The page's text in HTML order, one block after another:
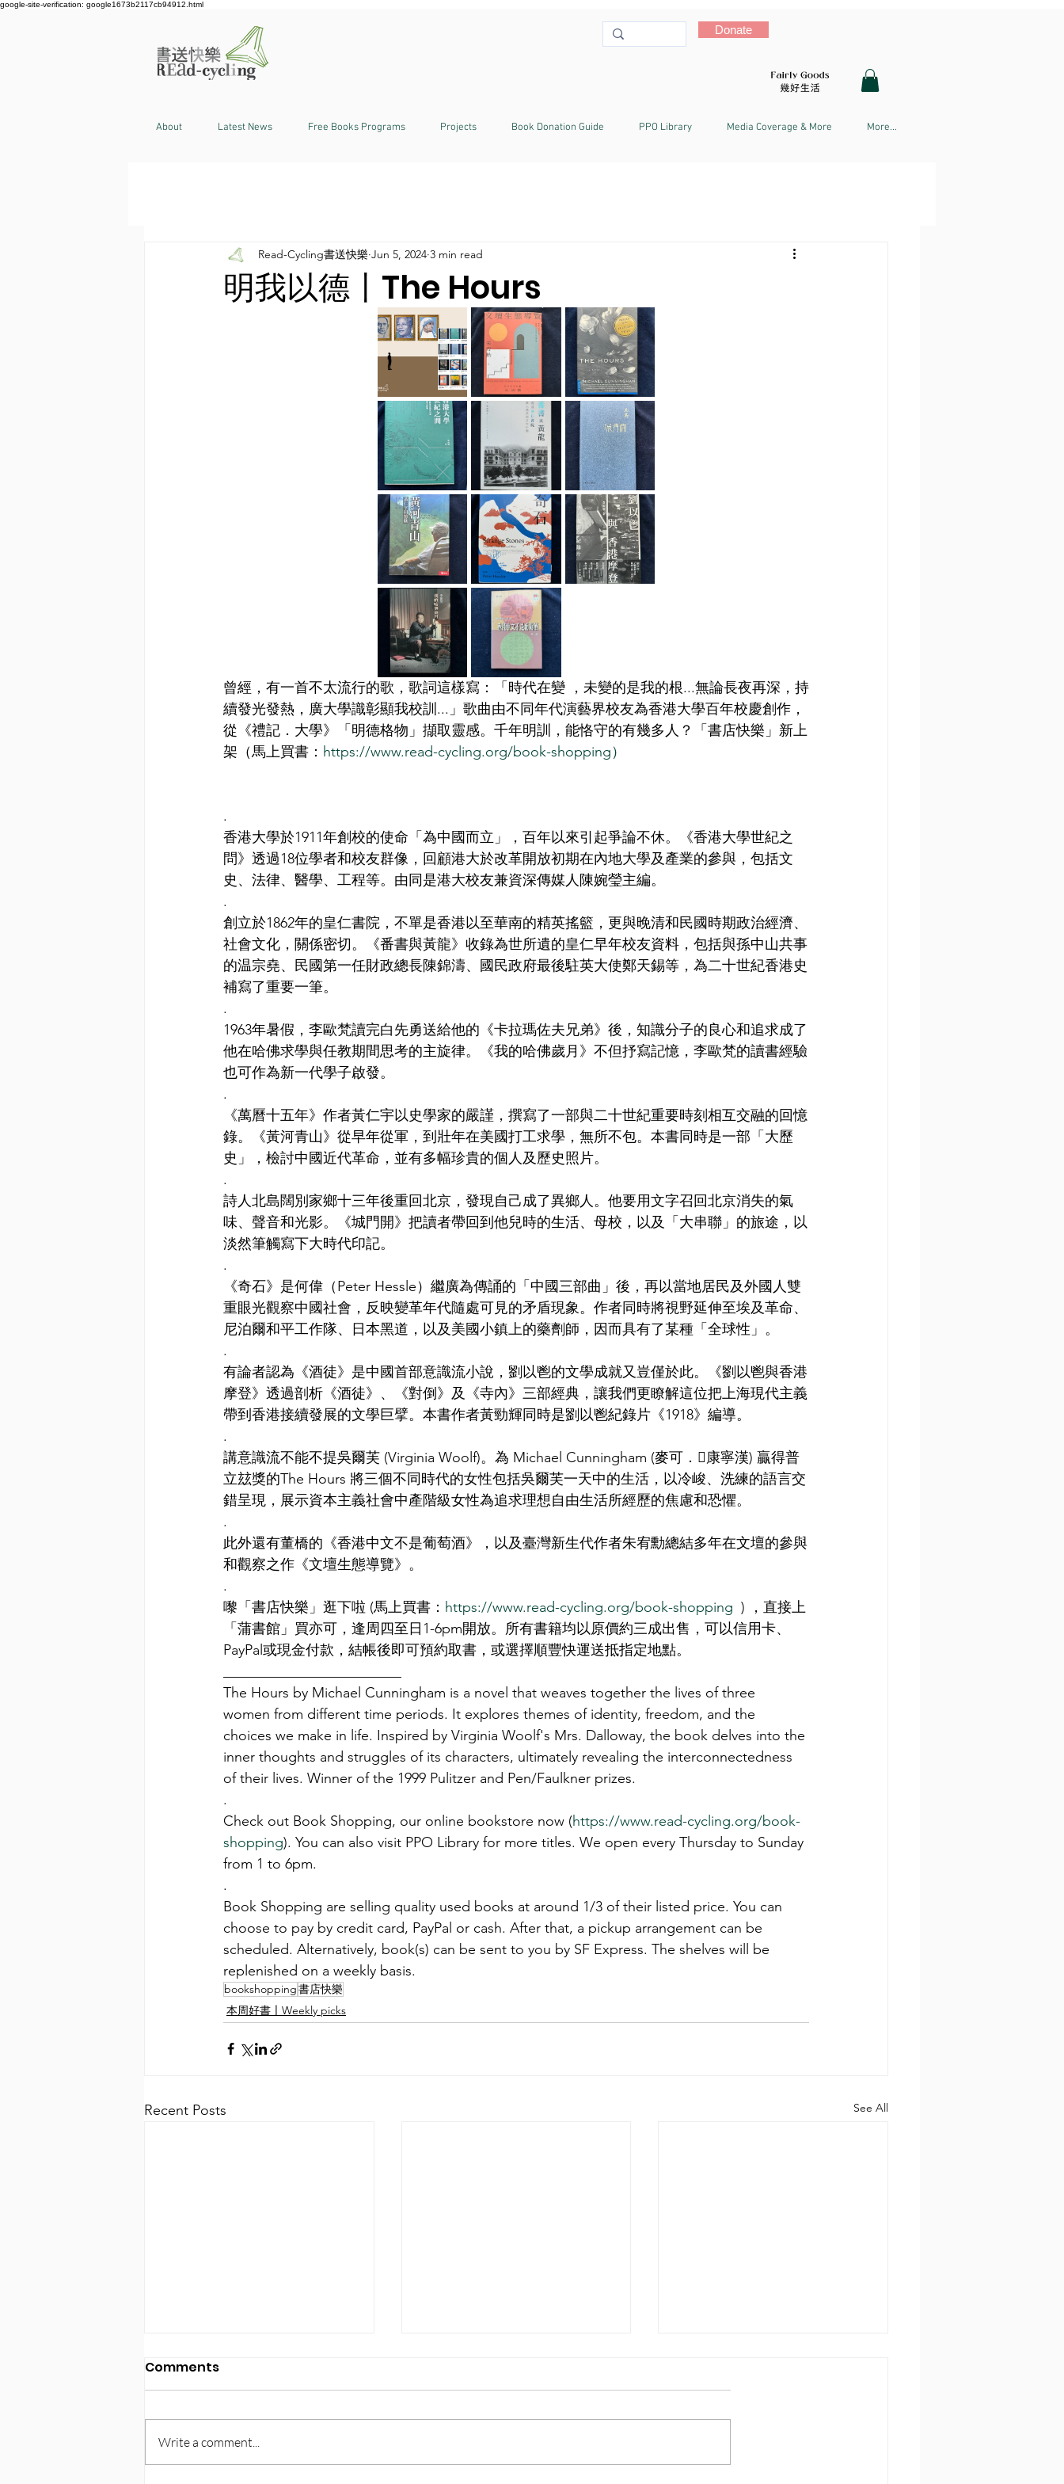
google-site-verification: google1673b2117cb94912.html
Donate
About Latest News Free Books Programs Projects Book Donation Guide PPO Library Media Coverage & More More...
明我以德〡The Hours
Read-Cycling書送快樂 Jun 5, 2024 3 min read
曾經，有一首不太流行的歌，歌詞這樣寫：「時代在變 ，未變的是我的根...無論長夜再深，持
續發光發熱，廣大學識彰顯我校訓...」歌曲由不同年代演藝界校友為香港大學百年校慶創作，
從《禮記．大學》「明德格物」擷取靈感。千年明訓，能恪守的有幾多人？「書店快樂」新上
架（馬上買書： https://www.read-cycling.org/book-shopping）
.
香港大學於1911年創校的使命「為中國而立」，百年以來引起爭論不休。《香港大學世紀之
問》透過18位學者和校友群像，回顧港大於改革開放初期在內地大學及產業的參與，包括文
史、法律、醫學、工程等。由同是港大校友兼資深傳媒人陳婉瑩主編。
.
創立於1862年的皇仁書院，不單是香港以至華南的精英搖籃，更與晚清和民國時期政治經濟、
社會文化，關係密切。《番書與黃龍》收錄為世所遺的皇仁早年校友資料，包括與孫中山共事
的温宗堯、民國第一任財政總長陳錦濤、國民政府最後駐英大使鄭天錫等，為二十世紀香港史
補寫了重要一筆。
.
1963年暑假，李歐梵讀完白先勇送給他的《卡拉瑪佐夫兄弟》後，知識分子的良心和追求成了
他在哈佛求學與任教期間思考的主旋律。《我的哈佛歲月》不但抒寫記憶，李歐梵的讀書經驗
也可作為新一代學子啟發。
.
《萬曆十五年》作者黃仁宇以史學家的嚴謹，撰寫了一部與二十世紀重要時刻相互交融的回憶
錄。《黃河青山》從早年從軍，到壯年在美國打工求學，無所不包。本書同時是一部「大歷
史」，檢討中國近代革命，並有多幅珍貴的個人及歷史照片。
.
詩人北島闊別家鄉十三年後重回北京，發現自己成了異鄉人。他要用文字召回北京消失的氣
味、聲音和光影。《城門開》把讀者帶回到他兒時的生活、母校，以及「大串聯」的旅途，以
淡然筆觸寫下大時代印記。
.
《奇石》是何偉（Peter Hessle）繼廣為傳誦的「中國三部曲」後，再以當地居民及外國人雙
重眼光觀察中國社會，反映變革年代隨處可見的矛盾現象。作者同時將視野延伸至埃及革命、
尼泊爾和平工作隊、日本黑道，以及美國小鎮上的藥劑師，因而具有了某種「全球性」。
.
有論者認為《酒徒》是中國首部意識流小說，劉以鬯的文學成就又豈僅於此。《劉以鬯與香港
摩登》透過剖析《酒徒》、《對倒》及《寺內》三部經典，讓我們更瞭解這位把上海現代主義
帶到香港接續發展的文學巨擘。本書作者黃勁輝同時是劉以鬯紀錄片《1918》編導。
.
講意識流不能不提吳爾芙 (Virginia Woolf)。為 Michael Cunningham (麥可．康寧漢) 贏得普
立玆獎的The Hours 將三個不同時代的女性包括吳爾芙一天中的生活，以冷峻、洗練的語言交
錯呈現，展示資本主義社會中產階級女性為追求理想自由生活所經歷的焦慮和恐懼。
.
此外還有董橋的《香港中文不是葡萄酒》，以及臺灣新生代作者朱宥勳總結多年在文壇的參與
和觀察之作《文壇生態導覽》。
.
嚟「書店快樂」逛下啦 (馬上買書： https://www.read-cycling.org/book-shopping ) ，直接上
「蒲書館」買亦可，逢周四至日1-6pm開放。所有書籍均以原價約三成出售，可以信用卡、
PayPal或現金付款，結帳後即可預約取書，或選擇順豐快運送抵指定地點。
The Hours by Michael Cunningham is a novel that weaves together the lives of three
women from different time periods. It explores themes of identity, freedom, and the
choices we make in life. Inspired by Virginia Woolf's Mrs. Dalloway, the book delves into the
inner thoughts and struggles of its characters, ultimately revealing the interconnectedness
of their lives. Winner of the 1999 Pulitzer and Pen/Faulkner prizes.
.
Check out Book Shopping, our online bookstore now (https://www.read-cycling.org/book-
shopping). You can also visit PPO Library for more titles. We open every Thursday to Sunday
from 1 to 6pm.
.
Book Shopping are selling quality used books at around 1/3 of their listed price. You can
choose to pay by credit card, PayPal or cash. After that, a pickup arrangement can be
scheduled. Alternatively, book(s) can be sent to you by SF Express. The shelves will be
replenished on a weekly basis.
bookshopping書店快樂
本周好書〡Weekly picks
Recent Posts See All
Comments
Write a comment...